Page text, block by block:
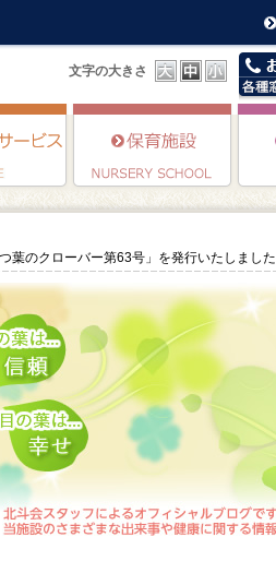
文字の大きさ
葉のクローバー第63号」を発行いたしました